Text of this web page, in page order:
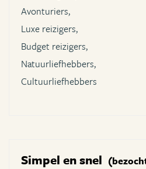
Avonturiers,
Luxe reizigers,
Budget reizigers,
Natuurliefhebbers,
Cultuurliefhebbers
Simpel en snel